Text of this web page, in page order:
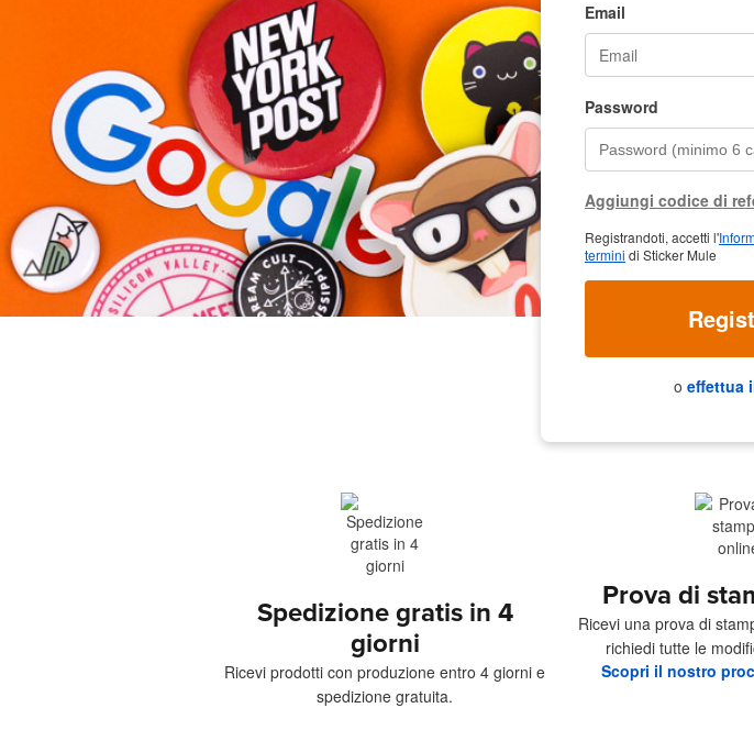
Altri prodotti
Campioni
Email
Password
Aggiungi codice di
Registrandoti, accetti l'
termini di Sticker Mule
o effettua
Spedizione gratis in 4
giorni
Ricevi prodotti con produzione entro 4 giorni e
spedizione gratuita.
Prova di
Ricevi una prova di
richiedi tutte le
Scopri il nostro